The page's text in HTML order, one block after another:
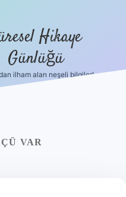
Hikaye
Günlüğü
ilham alan neşeli bilgiler!
VAR